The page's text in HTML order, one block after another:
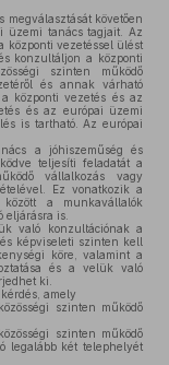
megválasztását követően
üzemi tanács tagjait. Az
központi vezetéssel ülést
konzultáljon a központi
szinten működő
és annak várható
központi vezetés és az
és az európai üzemi
is tartható. Az európai
a jóhiszeműség és
teljesíti feladatát a
vállalkozás vagy
Ez vonatkozik a
a munkavállalók
eljárásra is.
való konzultációnak a
képviseleti szinten kell
köre, valamint a
és a velük való
ki.
amely
szinten működő
szinten működő
legalább két telephelyét